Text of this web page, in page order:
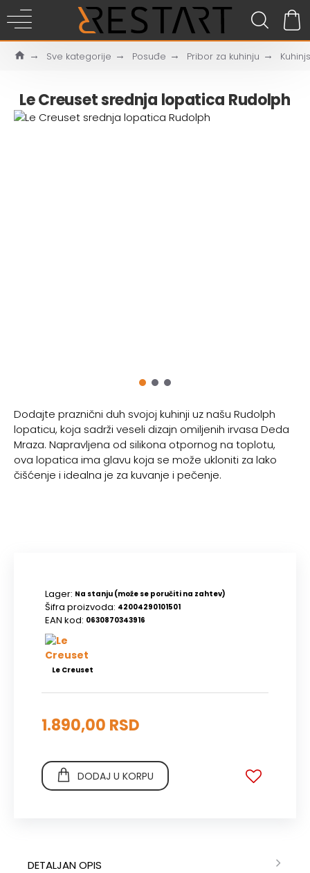
Sve kategorije Posuđe Pribor za kuhinju
Le Creuset srednja lopatica Rudolph
Dodajte praznični duh svojoj kuhinji uz našu Rudolph
lopaticu, koja sadrži veseli dizajn omiljenih irvasa Deda
Mraza. Napravljena od silikona otpornog na toplotu,
ova lopatica ima glavu koja se može ukloniti za lako
čišćenje i idealna je za kuvanje i pečenje.
Lager: Na stanju (može se poručiti na zahtev)
Šifra proizvoda: 42004290101501
EAN kod: 0630870343916
Le Creuset
1.890,00 RSD
DODAJ U KORPU
DETALJAN OPIS